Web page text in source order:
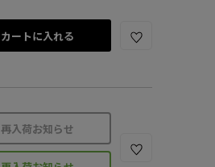
カートに入れる
再入荷お知らせ